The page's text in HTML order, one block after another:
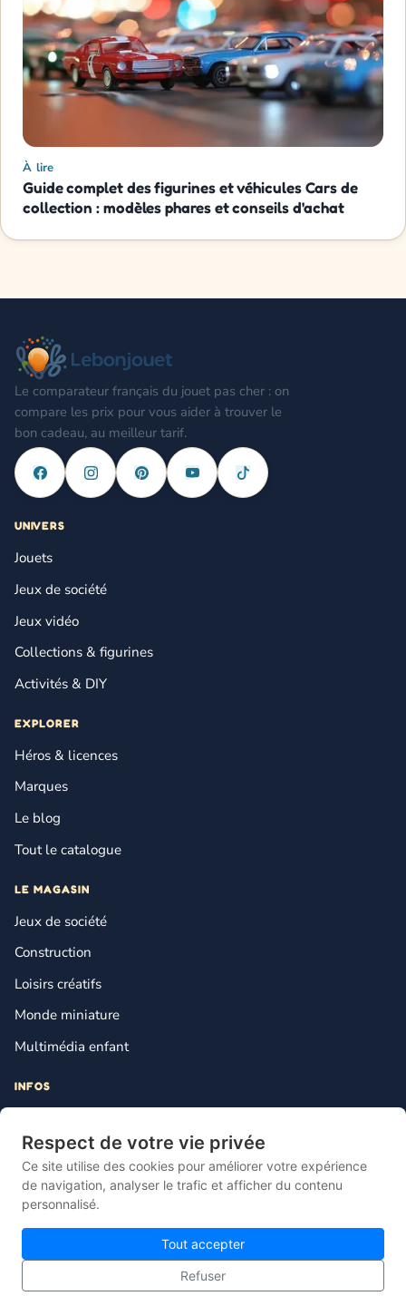
Respect de votre vie privée
Ce site utilise des cookies pour améliorer votre expérience
de navigation, analyser le trafic et afficher du contenu
personnalisé.
Tout accepter
Refuser
À lire
Guide complet des figurines et véhicules Cars de
collection : modèles phares et conseils d'achat
Le comparateur français du jouet pas cher : on
compare les prix pour vous aider à trouver le
bon cadeau, au meilleur tarif.
UNIVERS
Jouets
Jeux de société
Jeux vidéo
Collections & figurines
Activités & DIY
EXPLORER
Héros & licences
Marques
Le blog
Tout le catalogue
LE MAGASIN
Jeux de société
Construction
Loisirs créatifs
Monde miniature
Multimédia enfant
INFOS
Mentions légales
Plan du site
Gestion des cookies
© 2026 Lebonjouet — Le comparateur français du jouet pas cher.